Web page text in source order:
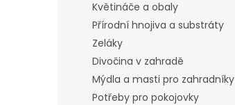
Květináče a obaly
Přírodní hnojiva a substráty
Zeláky
Divočina v zahradě
Mýdla a masti pro zahradníky
Potřeby pro pokojovky